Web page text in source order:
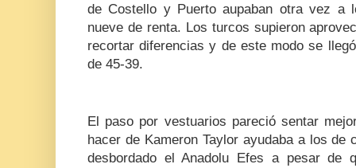
de Costello y Puerto aupaban otra vez a
nueve de renta. Los turcos supieron
recortar diferencias y de este modo se
de 45-39.
El paso por vestuarios pareció sentar
hacer de Kameron Taylor ayudaba a los
desbordado el Anadolu Efes a pesar de